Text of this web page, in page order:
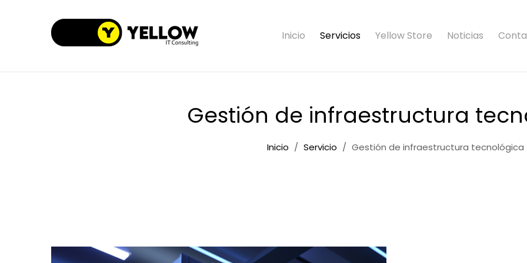
Inicio Servicios Yellow Store Noticias
Gestión de infraestructura
Inicio Servicio Gestión de infraestructura tecnológica